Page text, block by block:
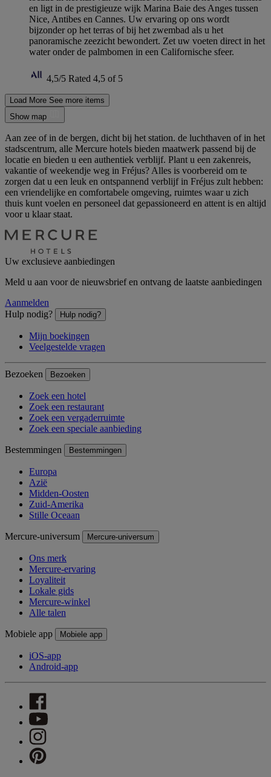
en ligt in de prestigieuze wijk Marina Baie des Anges tussen
Nice, Antibes en Cannes. Uw ervaring op ons wordt
bijzonder op het terras of bij het zwembad als u het
panoramische zeezicht bewondert. Zet uw voeten direct in het
water onder de palmbomen in een Californische sfeer.
4,5/5 Rated 4,5 of 5
Load More See more items
Show map
Aan zee of in de bergen, dicht bij het station. de luchthaven of in het
stadscentrum, alle Mercure hotels bieden maatwerk passend bij de
locatie en bieden u een authentiek verblijf. Plant u een zakenreis,
vakantie of weekendje weg in Fréjus? Alles is voorbereid om te
zorgen dat u een leuk en ontspannend verblijf in Fréjus zult hebben:
een vriendelijke en comfortabele omgeving, ruimtes waar u zich
thuis kunt voelen en personeel dat gepassioneerd en attent is en altijd
voor u klaar staat.
Uw exclusieve aanbiedingen
Meld u aan voor de nieuwsbrief en ontvang de laatste aanbiedingen
Aanmelden
Hulp nodig?
Hulp nodig?
Mijn boekingen
Veelgestelde vragen
Bezoeken Bezoeken
Zoek een hotel
Zoek een restaurant
Zoek een vergaderruimte
Zoek een speciale aanbieding
Bestemmingen Bestemmingen
Europa
Azië
Midden-Oosten
Zuid-Amerika
Stille Oceaan
Mercure-universum Mercure-universum
Ons merk
Mercure-ervaring
Loyaliteit
Lokale gids
Mercure-winkel
Alle talen
Mobiele app Mobiele app
iOS-app
Android-app